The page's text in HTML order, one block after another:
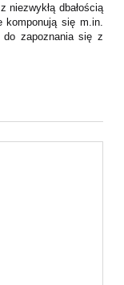
dbałością
się m.in.
zapoznania się z